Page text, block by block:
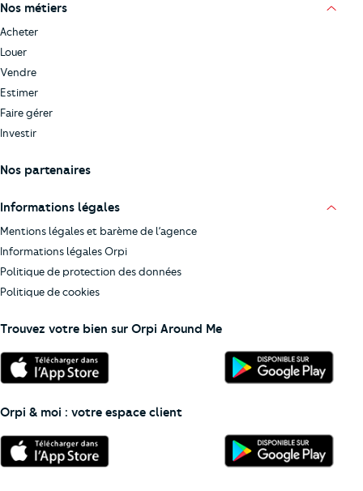
Nos métiers
Acheter
Louer
Vendre
Estimer
Faire gérer
Investir
Nos partenaires
Informations légales
Mentions légales et barème de l’agence
Informations légales Orpi
Politique de protection des données
Politique de cookies
Trouvez votre bien sur Orpi Around Me
Orpi & moi : votre espace client